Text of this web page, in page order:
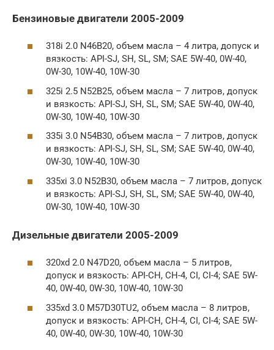
Бензиновые двигатели 2005-2009
318i 2.0 N46B20, объем масла – 4 литра, допуск и
вязкость: API-SJ, SH, SL, SM; SAE 5W-40, 0W-40,
0W-30, 10W-40, 10W-30
325i 2.5 N52B25, объем масла – 7 литров, допуск
и вязкость: API-SJ, SH, SL, SM; SAE 5W-40, 0W-40,
0W-30, 10W-40, 10W-30
335i 3.0 N54B30, объем масла – 7 литров, допуск
и вязкость: API-SJ, SH, SL, SM; SAE 5W-40, 0W-40,
0W-30, 10W-40, 10W-30
335xi 3.0 N52B30, объем масла – 7 литров, допуск
и вязкость: API-SJ, SH, SL, SM; SAE 5W-40, 0W-40,
0W-30, 10W-40, 10W-30
Дизельные двигатели 2005-2009
320xd 2.0 N47D20, объем масла – 5 литров,
допуск и вязкость: API-CH, CH-4, CI, CI-4; SAE 5W-
40, 0W-40, 0W-30, 10W-40, 10W-30
335xd 3.0 M57D30TU2, объем масла – 8 литров,
допуск и вязкость: API-CH, CH-4, CI, CI-4; SAE 5W-
40, 0W-40, 0W-30, 10W-40, 10W-30